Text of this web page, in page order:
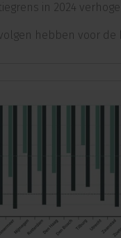
in 2024
hebben voor